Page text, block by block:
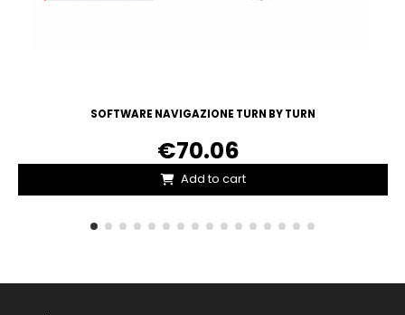
SOFTWARE NAVIGAZIONE TURN BY TURN
€70.06
Add to cart